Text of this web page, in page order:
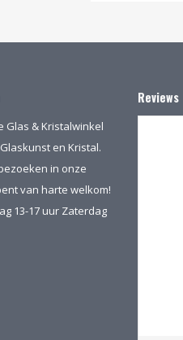
Glas & Kristalwinkel
en Kristal.
in onze
van harte welkom!
13-17 uur Zaterdag
Reviews